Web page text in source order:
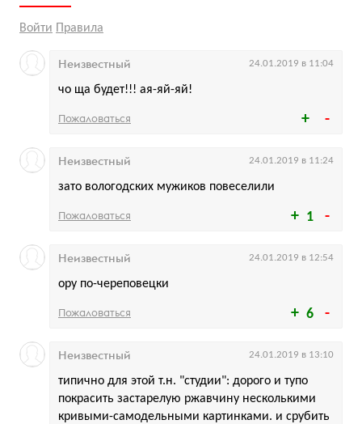
Войти Правила
чо ща будет!!! ая-яй-яй!
Неизвестный 24.01.2019 в 11:04
Пожаловаться
1
зато вологодских мужиков повеселили
Неизвестный 24.01.2019 в 11:24
Пожаловаться
6
ору по-череповецки
Неизвестный 24.01.2019 в 12:54
Пожаловаться
типично для этой т.н. "студии": дорого и тупо
покрасить застарелую ржавчину несколькими
кривыми-самодельными картинками. и срубить
Неизвестный 24.01.2019 в 13:10